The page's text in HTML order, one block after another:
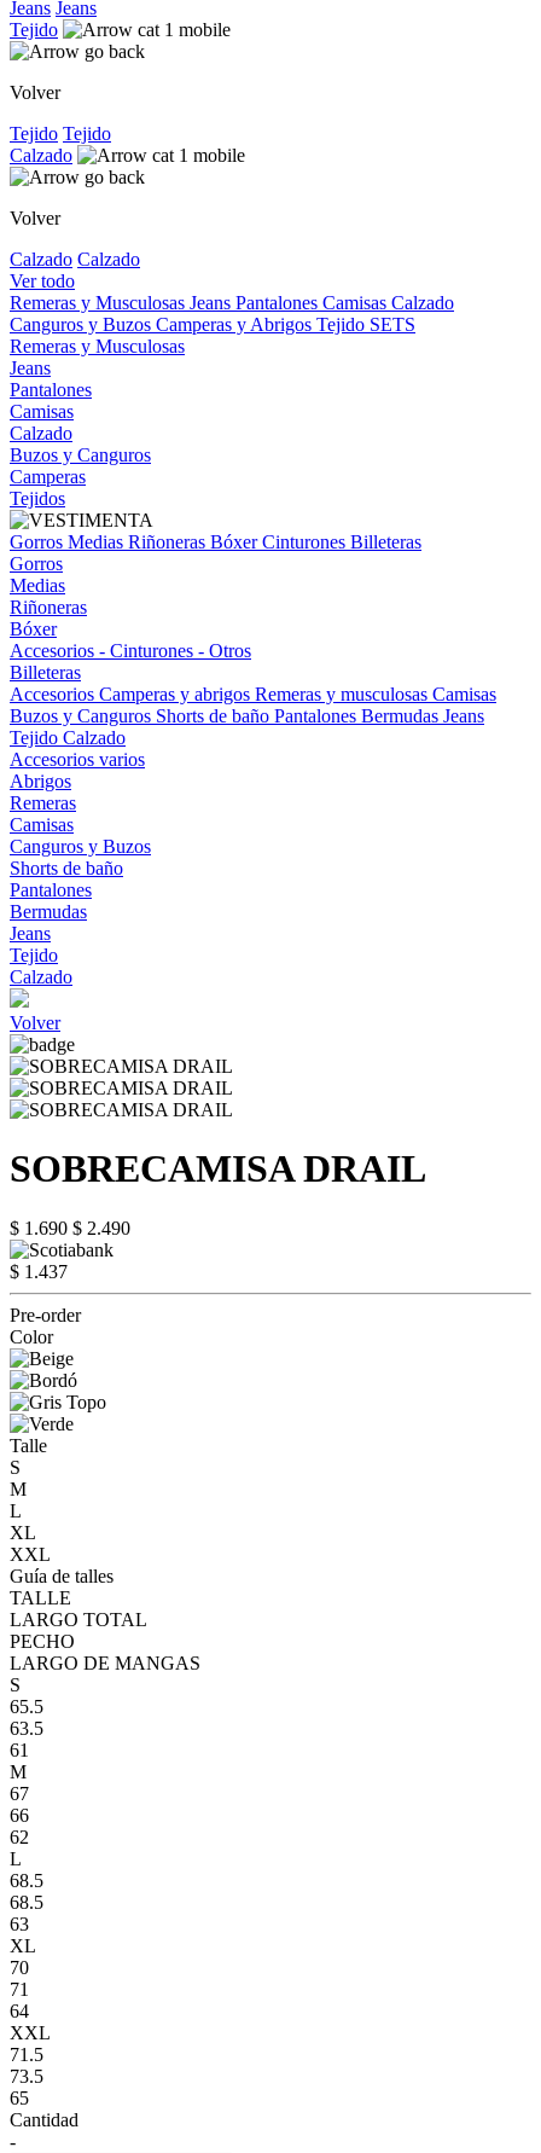
Jeans Jeans
Tejido
Volver
Tejido Tejido
Calzado
Volver
Calzado Calzado
Ver todo
Remeras y Musculosas Jeans Pantalones Camisas Calzado
Canguros y Buzos Camperas y Abrigos Tejido SETS
Remeras y Musculosas
Jeans
Pantalones
Camisas
Calzado
Buzos y Canguros
Camperas
Tejidos
Gorros Medias Riñoneras BóxerCinturones Billeteras
Gorros
Medias
Riñoneras
Bóxer
Accesorios - Cinturones - Otros
Billeteras
Accesorios Camperas y abrigos Remeras y musculosas Camisas
Buzos y Canguros Shorts de baño Pantalones Bermudas Jeans
Tejido Calzado
Accesorios varios
Abrigos
Remeras
Camisas
Canguros y Buzos
Shorts de baño
Pantalones
Bermudas
Jeans
Tejido
Calzado
Volver
SOBRECAMISA DRAIL
$ 1.690 $ 2.490
$ 1.437
Pre-order
Color
Talle
S
M
L
XL
XXL
Guía de talles
TALLE
LARGO TOTAL
PECHO
LARGO DE MANGAS
S
65.5
63.5
61
M
67
66
62
L
68.5
68.5
63
XL
70
71
64
XXL
71.5
73.5
65
Cantidad
-